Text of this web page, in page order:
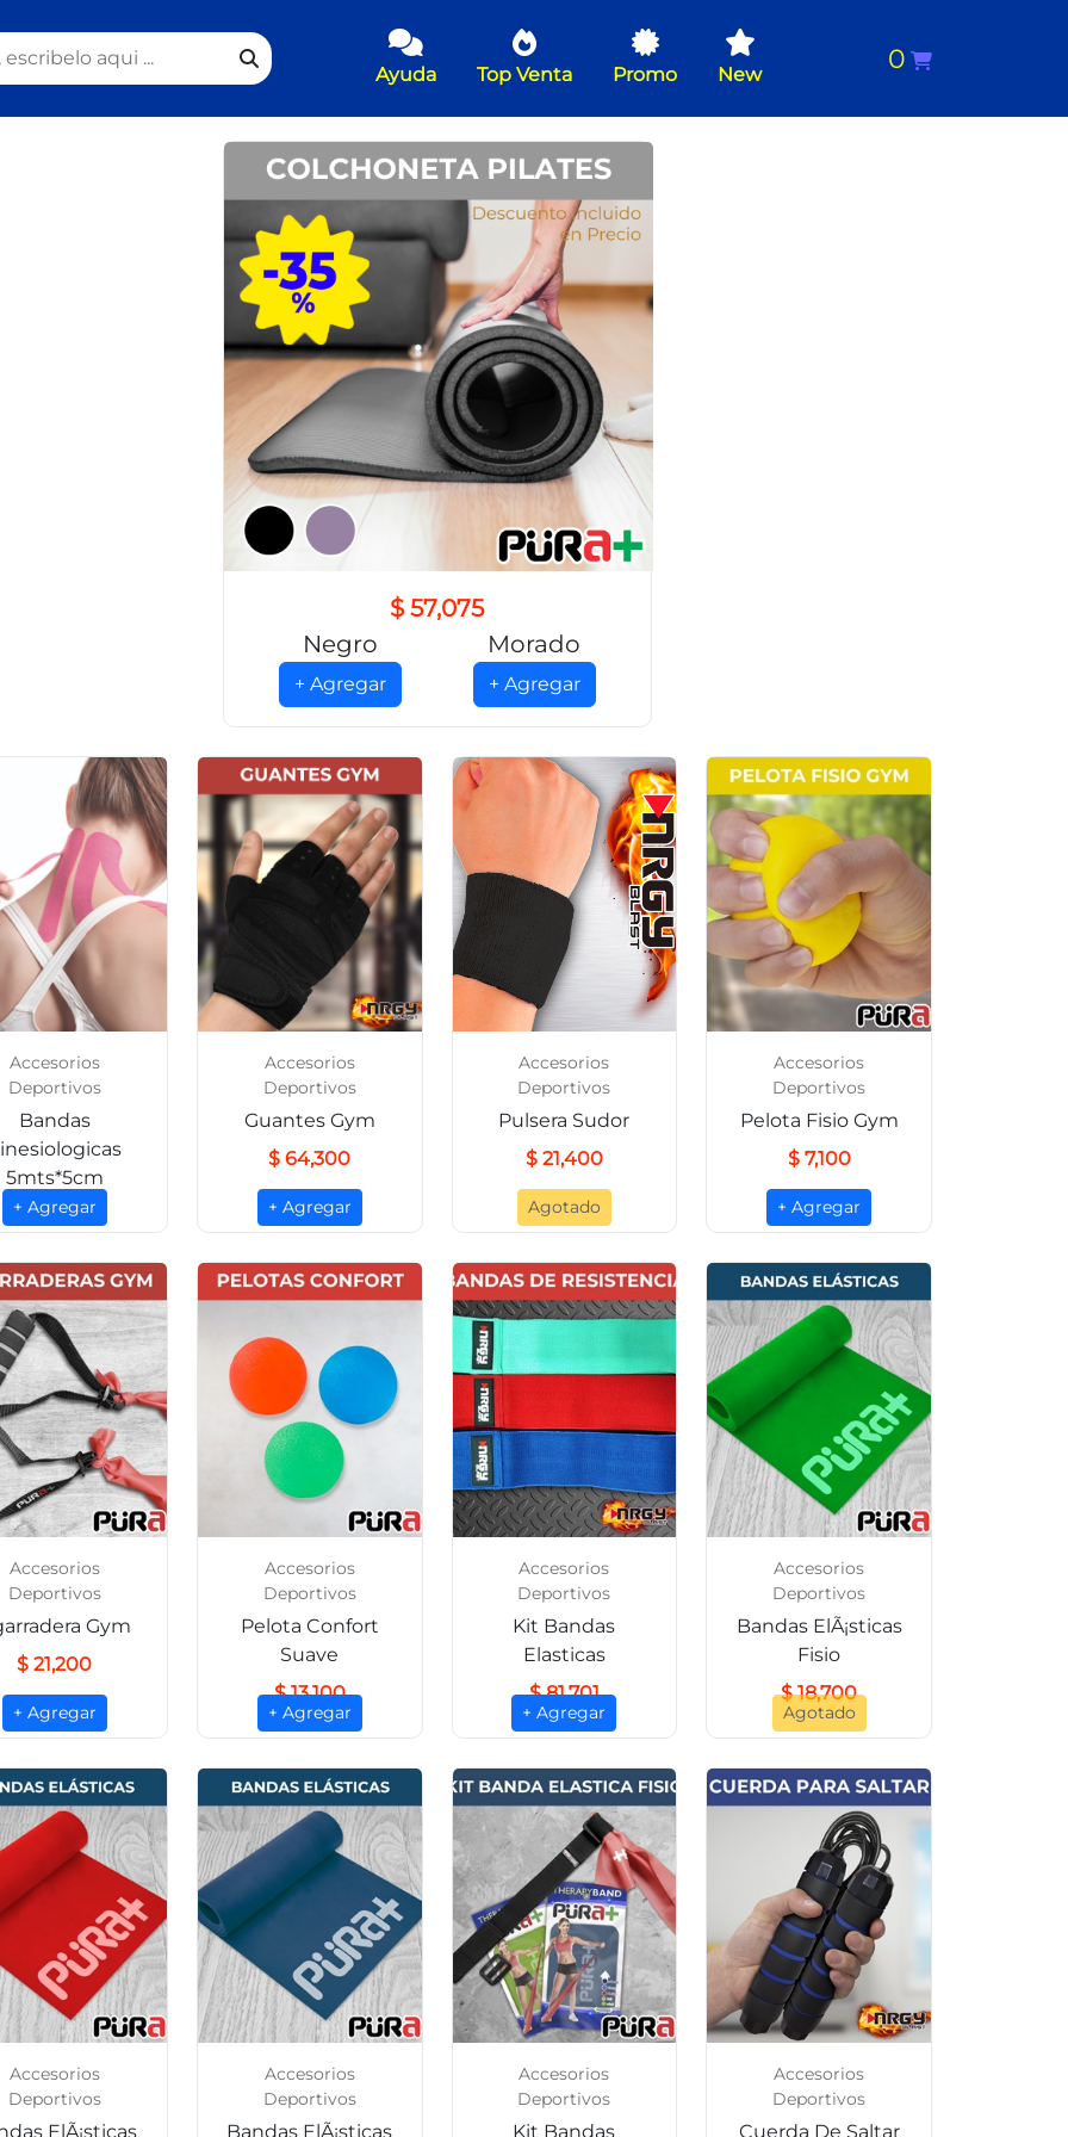
Ayuda Top Venta Promo New 0
$ 57,075
Negro
+ Agregar
Morado
+ Agregar
Accesorios
Deportivos
Bandas
5mts*5cm
$ 29,500
+ Agregar
Accesorios
Deportivos
Guantes Gym
$ 64,300
+ Agregar
Accesorios
Deportivos
Pulsera Sudor
$ 21,400
Agotado
Accesorios
Deportivos
Pelota Fisio Gym
$ 7,100
+ Agregar
Accesorios
Deportivos
Gym
$ 21,200
+ Agregar
Accesorios
Deportivos
Pelota Confort
Suave
$ 13,100
+ Agregar
Accesorios
Deportivos
Kit Bandas
Elasticas
$ 81,701
+ Agregar
Accesorios
Deportivos
Bandas ElÃ¡sticas
Fisio
$ 18,700
Agotado
Accesorios
Deportivos
ElÃ¡sticas
Accesorios
Deportivos
Bandas ElÃ¡sticas
Accesorios
Deportivos
Kit Bandas
Accesorios
Deportivos
Cuerda De Saltar